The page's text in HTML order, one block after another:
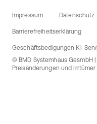
Impressum Datenschutz
Barrierefreiheitserklärung
Geschäftsbedigungen KI-
© BMD Systemhaus GesmbH
Preisänderungen und